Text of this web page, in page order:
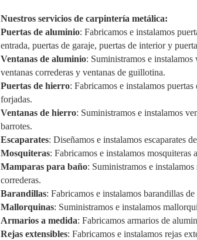
Nuestros servicios de carpintería metálica:
Puertas de aluminio: Fabricamos e instalamos
entrada, puertas de garaje, puertas de interior y
Ventanas de aluminio: Suministramos e
ventanas correderas y ventanas de guillotina.
Puertas de hierro: Fabricamos e instalamos
forjadas.
Ventanas de hierro: Suministramos e instalamos
barrotes.
Escaparates: Diseñamos e instalamos escaparates
Mosquiteras: Fabricamos e instalamos mosquiteras
Mamparas para baño: Suministramos e
correderas.
Barandillas: Fabricamos e instalamos barandillas
Mallorquinas: Suministramos e instalamos
Armarios a medida: Fabricamos armarios de
Rejas extensibles: Fabricamos e instalamos rejas